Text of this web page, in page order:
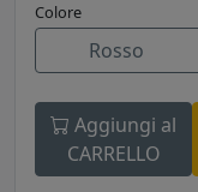
Colore
Rosso
Aggiungi al
CARRELLO